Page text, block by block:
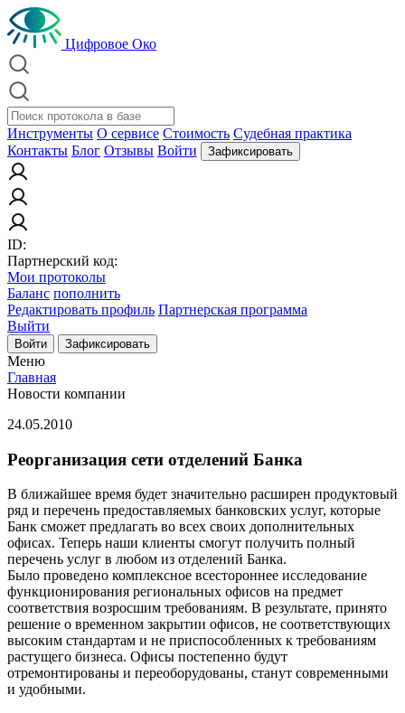
Цифровое Око
Инструменты О сервисе Стоимость Судебная практика
Контакты Блог Отзывы Войти Зафиксировать
ID:
Партнерский код:
Мои протоколы
Баланс пополнить
Редактировать профиль Партнерская программа
Выйти
Войти Зафиксировать
Меню
Главная
Новости компании
24.05.2010
Реорганизация сети отделений Банка
В ближайшее время будет значительно расширен продуктовый
ряд и перечень предоставляемых банковских услуг, которые
Банк сможет предлагать во всех своих дополнительных
офисах. Теперь наши клиенты смогут получить полный
перечень услуг в любом из отделений Банка.
Было проведено комплексное всестороннее исследование
функционирования региональных офисов на предмет
соответствия возросшим требованиям. В результате, принято
решение о временном закрытии офисов, не соответствующих
высоким стандартам и не приспособленных к требованиям
растущего бизнеса. Офисы постепенно будут
отремонтированы и переоборудованы, станут современными
и удобными.